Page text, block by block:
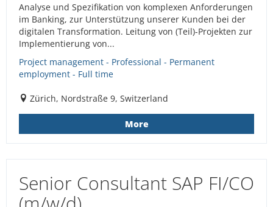
Analyse und Spezifikation von komplexen Anforderungen
im Banking, zur Unterstützung unserer Kunden bei der
digitalen Transformation. Leitung von (Teil)-Projekten zur
Implementierung von...
Project management - Professional - Permanent
employment - Full time
Zürich, Nordstraße 9, Switzerland
More
Senior Consultant SAP FI/CO